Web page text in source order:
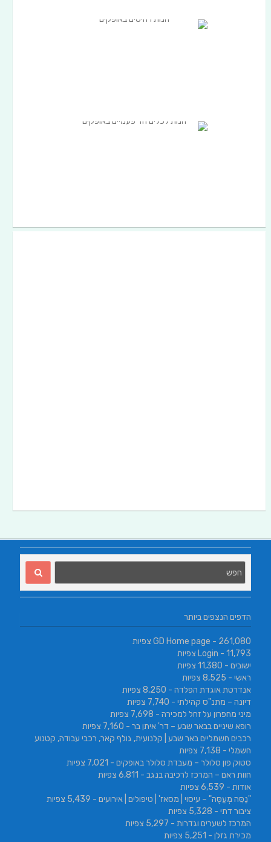
הדפים הנצפים ביותר
GD Home page - 261,080 צפיות
Login - 11,793 צפיות
ישובים - 11,380 צפיות
ראשי - 8,525 צפיות
אנדרטת אוגדת הפלדה - 8,250 צפיות
דיונה – מתנ"ס קהילתי - 7,740 צפיות
מיני מחפרון על זחל למכירה - 7,698 צפיות
רופא שיניים בבאר שבע – דר' איתן בר - 7,160 צפיות
רכבים חשמליים באר שבע | קלנועית, גולף קאר, רכבי עבודה, קטנוע
חשמלי - 7,138 צפיות
סטוק פון סלולר – מעבדת סלולר באופקים - 7,021 צפיות
חוות ראם – המרכז לרכיבה בנגב - 6,811 צפיות
אודות - 6,539 צפיות
"נַסֵּה מְעַסֶּה" – עיסוי | מסאז' | טיפולים | אירועים - 5,439 צפיות
ציבור דתי - 5,328 צפיות
המרכז לשערים וגדרות - 5,297 צפיות
מכירת גזלן - 5,251 צפיות